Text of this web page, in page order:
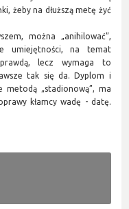
żeby na dłuższą metę żyć
można „anihilować”,
umiejętności, na temat
lecz wymaga to
tak się da. Dyplom i
„stadionową”, ma
kłamcy wadę - datę.